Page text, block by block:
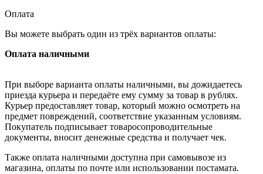
Оплата
Вы можете выбрать один из трёх вариантов оплаты:
Оплата наличными
При выборе варианта оплаты наличными, вы дожидаетесь
приезда курьера и передаёте ему сумму за товар в рублях.
Курьер предоставляет товар, который можно осмотреть на
предмет повреждений, соответствие указанным условиям.
Покупатель подписывает товаросопроводительные
документы, вносит денежные средства и получает чек.
Также оплата наличными доступна при самовывозе из
магазина, оплаты по почте или использовании постамата.